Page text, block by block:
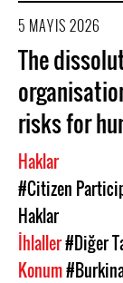
5 MAYIS 2026
The
risks for
Haklar
#Citizen
Haklar
İhlaller#Diğer
Konum